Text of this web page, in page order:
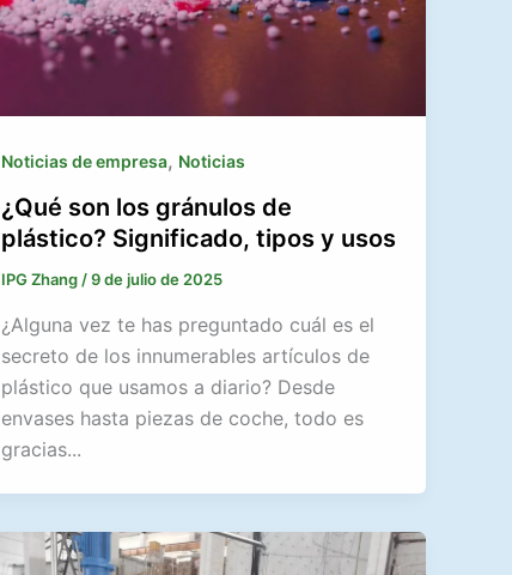
Noticias de empresa, Noticias
¿Qué son los gránulos de
plástico? Significado, tipos y usos
IPG Zhang /9 de julio de 2025
¿Alguna vez te has preguntado cuál es el
secreto de los innumerables artículos de
plástico que usamos a diario? Desde
envases hasta piezas de coche, todo es
gracias...